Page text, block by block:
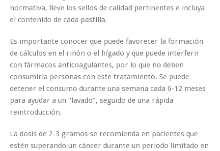
normativa, lleve los sellos de calidad pertinentes e incluya
el contenido de cada pastilla.
Es importante conocer que puede favorecer la formación
de cálculos en el riñón o el hígado y que puede interferir
con fármacos anticoagulantes, por lo que no deben
consumirla personas con este tratamiento. Se puede
detener el consumo durante una semana cada 6-12 meses
para ayudar a un “lavado”, seguido de una rápida
reintroducción.
La dosis de 2-3 gramos se recomienda en pacientes que
estén superando un cáncer durante un periodo limitado en